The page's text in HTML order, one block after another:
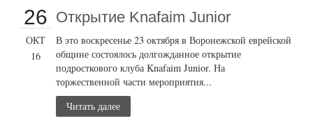
26
ОКТ
16
Открытие Knafaim Junior
В это воскресенье 23 октября в Воронежской еврейской
общине состоялось долгожданное открытие
подросткового клуба Knafaim Junior. На
торжественной части мероприятия...
Читать далее